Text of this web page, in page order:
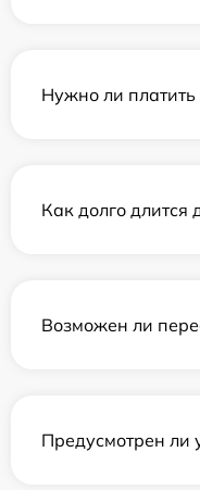
Нужно ли платить
Как долго длится
Возможен ли
Предусмотрен ли